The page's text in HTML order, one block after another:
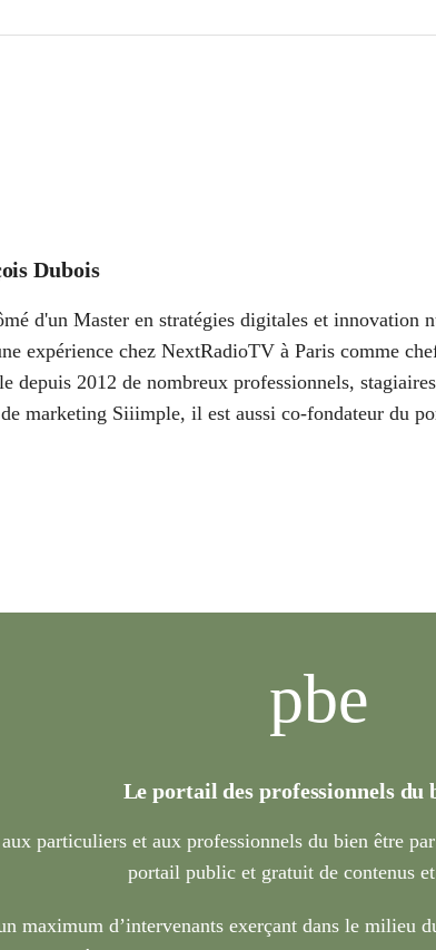
Dubois
d'un Master en stratégies digitales et innovation
expérience chez NextRadioTV à Paris comme
depuis 2012 de nombreux professionnels,
marketing Siiimple, il est aussi co-fondateur du
pbe
Le portail des professionnels du
particuliers et aux professionnels du bien être
portail public et gratuit de contenus
maximum d’intervenants exerçant dans le milieu